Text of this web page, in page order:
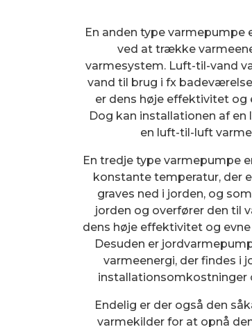
En anden type
ved at trække
varmesystem. Luft-til-vand
vand til brug i fx
er dens høje effektivitet og
Dog kan installationen af
en luft-til-luft
En tredje type varmepumpe
konstante temperatur, der
graves ned i jorden, og
jorden og overfører den til
dens høje effektivitet og
Desuden er
varmeenergi, der findes i
installationsomkostninger
Endelig er der også den
varmekilder for at opnå